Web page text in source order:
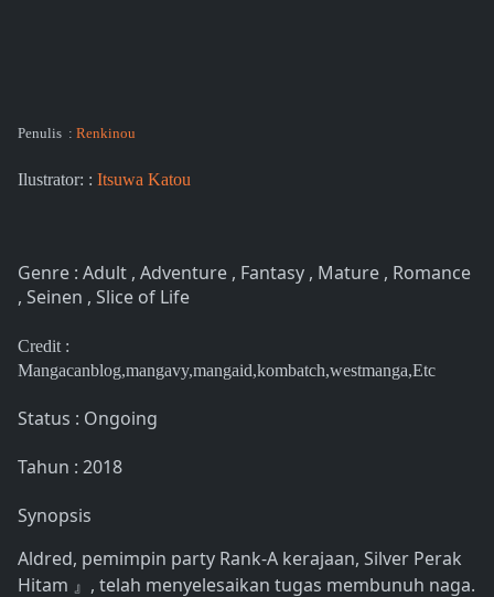
Penulis : Renkinou
Ilustrator: : Itsuwa Katou
Genre : Adult , Adventure , Fantasy , Mature , Romance
, Seinen , Slice of Life
Credit :
Mangacanblog,mangavy,mangaid,kombatch,westmanga,Etc
Status : Ongoing
Tahun : 2018
Synopsis
Aldred, pemimpin party Rank-A kerajaan, Silver Perak
Hitam 』, telah menyelesaikan tugas membunuh naga.